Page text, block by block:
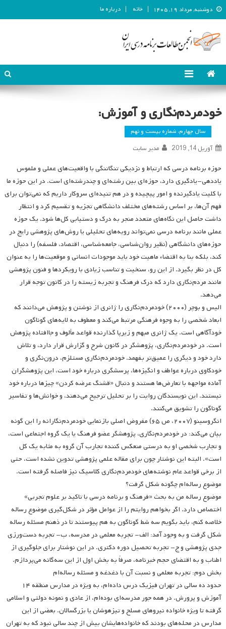
دوشنبه, مرداد ۱۹, ۱۴۰۵ خانه درباره ما
انجمن مطالعات برنامه درسی ایران
خودمردم‌نگاری و آموزش:
سال چهارم، شماره بیست و نهم
آوریل 14, 2019 مدیر سایت
حوزه برنامه درسی که ارتباط و نزدیکی تنگاتنگی با واقعیت‌های عملی و ملموس
یاددهی-یادگیری دارد، حوزه‌ای بین رشته‌ای و چندرشته‌ای است. در این حوزه ما
با کلیت یادگیرنده و امور پیچیده و در هم تنیده‌ای سروکار داریم که نمی‌توان برای
فهم آن‌ها، بر اساس رشته‌های مختلف دانشگاهی تجزیه و تقسیم کرد و انتظار
داشت حاصل این نگاه‌های متعدد منجر به درک و دستیابی کل‌ها شود. یک حوزه
عملی مانند برنامه درسی نمی‌تواند رویه‌های تحلیلی یا روش‌های پژوهشی رایج در
حوزه‌های دانشگاهی (نظیر روان‌شناسی، جامعه‌شناسی، اقتصاد، فلسفه) را دنبال
کند، بلکه بنا به اقتضاء ماهیت خود باید موجودات انسانی و موقعیت‌ها را به عنوان
کل در نظر بگیرد. از این رو، سنخیت و تناسب زیادی با رویکردها و فنون پژوهشی
مانند مردم‌نگاری دارد که درک فرهنگ و تجربه زیسته را در کانون توجه قرار
می‌دهد.
الیس و بوچر (۲۰۰۰) خودمردم‌نگاری را ژانری از نوشتن و پژوهش می‌دانند که
ابعاد شخصی را به وجوه فرهنگی مرتبط می‌کند و معطوف به لایه‌های گوناگون
خودآگاهی است. یک ژانری مبهم و زیرپا گذارنده قواعد مألوف و جاافتاده پژوهش
است. در خودمردم‌نگاری، پژوهشگر در کانون شرح و گزارش قرار دارد، و تلاش
دارد خود و دیگری را عمیق‌تر بفهمد. خودمردم‌نگاری مستلزم، درون‌نگری و
خودکاوی درباره عواطف و انگیزه‌ها، پرسشگری درباره خود است، این پژوهشگران
آماده مواجهه با تعارض‌ها هستند و دنبال «قشنگ عرضه کردن» چیزها درباره خود
نیستند. این نویسندگان روایت را بر تحلیل ترجیح می‌دهند، و خوانش‌ها و تفاسیر
گوناگون را تشویق می‌کنند.
انگروسینو (۲۰۰۷، ص ۶۵) مفروض اصلی بازنمایی خودمردم‌نگارانه را این گونه
بیان می‌کند: در خودمردم‌نگاری، پژوهشگر عضو فرهنگ یا یک گروه اجتماعی است،
و تجارب شخصی او به درستی منعکس کننده تجارب آن گروه به مثابه یک کل
است». البته این نوشتار چون برای مقاله علمی پژوهشی تدوین نشده است، حتی
از برخی قواعد عام نوشته‌های خودمردم‌نگاری کلاسیک نیز فاصله گرفته است.
موضوع رساله‌ام چگونه شکل گرفت؟
موضوع رساله من به بحث «فرهنگ و برنامه درسی با تاکید بر علوم تجربی»
اختصاص دارد. اگر بخواهم روایتم را از عوامل مؤثر در شکل‌گیری موضوع رساله
خلاصه کنم، باید بگویم سه شط گوناگون به هم پیوستند تا در ذهنم مسئله رساله
شکل گرفت و به وجود آمد: الف- تجربه معلمی در مدرسه، ب- تجربه دست‌ورزی
جدی پژوهشی و ج- تجربه تحصیل دوره دکتری. در این نوشتار برای جلوگیری از
اطناب و به اقتضای حجم خبرنامه، صرفاً به بخش اول از این سه‌گانه می‌پردازم.
بخش دوم: تجربه معلمی و نسبت آن با دغدغه و مسئله رساله‌ام
حدود ده سالی در تهران فیزیک درس داده‌ام، به ویژه در مدارس منطقه ۱۴
آموزش و پرورش. در همه جور مدرسه‌ای بوده‌ام، از عادی و نمونه دولتی و اسلامی
گرفته تا ویژه خانواده نیروهای مسلح و تیزهوشان یا بزرگسالان. بعضی از این
مدارس در محله‌های بودند که خانواده‌هایشان بیش از چند سالی نبود که به تهران